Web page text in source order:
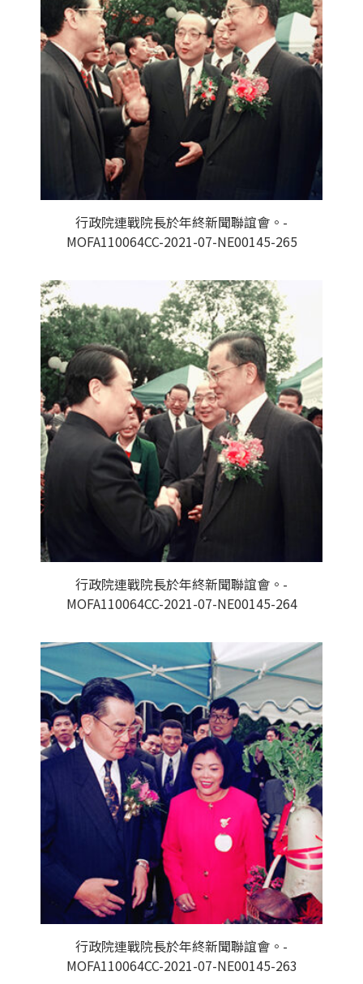
行政院連戰院長於年終新聞聯誼會。-
MOFA110064CC-2021-07-NE00145-265
行政院連戰院長於年終新聞聯誼會。-
MOFA110064CC-2021-07-NE00145-264
行政院連戰院長於年終新聞聯誼會。-
MOFA110064CC-2021-07-NE00145-263